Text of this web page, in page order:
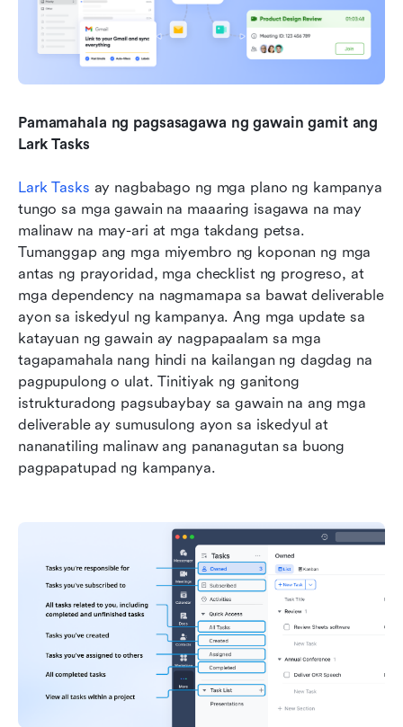
Pamamahala ng pagsasagawa ng gawain gamit ang
Lark Tasks
Lark Tasks ay nagbabago ng mga plano ng kampanya
tungo sa mga gawain na maaaring isagawa na may
malinaw na may-ari at mga takdang petsa.
Tumanggap ang mga miyembro ng koponan ng mga
antas ng prayoridad, mga checklist ng progreso, at
mga dependency na nagmamapa sa bawat deliverable
ayon sa iskedyul ng kampanya. Ang mga update sa
katayuan ng gawain ay nagpapaalam sa mga
tagapamahala nang hindi na kailangan ng dagdag na
pagpupulong o ulat. Tinitiyak ng ganitong
istrukturadong pagsubaybay sa gawain na ang mga
deliverable ay sumusulong ayon sa iskedyul at
nananatiling malinaw ang pananagutan sa buong
pagpapatupad ng kampanya.